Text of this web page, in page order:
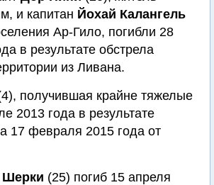
и капитан Йохай Калангель
Ар-Гило, погибли 28
в результате обстрела
из Ливана.
получившая крайне тяжелые
2013 года в результате
17 февраля 2015 года от
(25) погиб 15 апреля